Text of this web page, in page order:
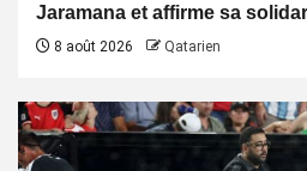
Jaramana et affirme sa
8 août 2026 Qatarien